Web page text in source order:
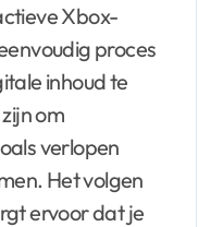
Xbox-
proces
inhoud te
om
verlopen
Het volgen
ervoor dat je